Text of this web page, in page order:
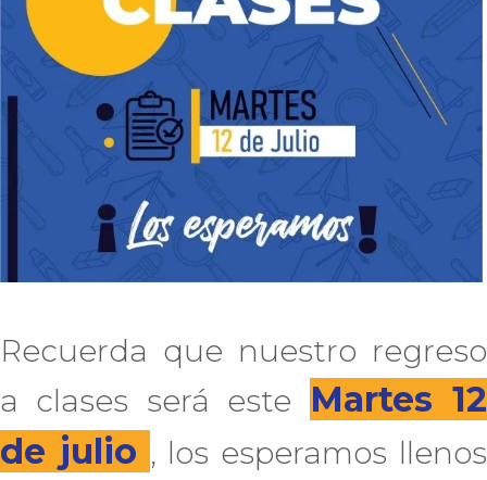
Recuerda que nuestro regreso
a clases será este Martes 12
de julio , los esperamos llenos